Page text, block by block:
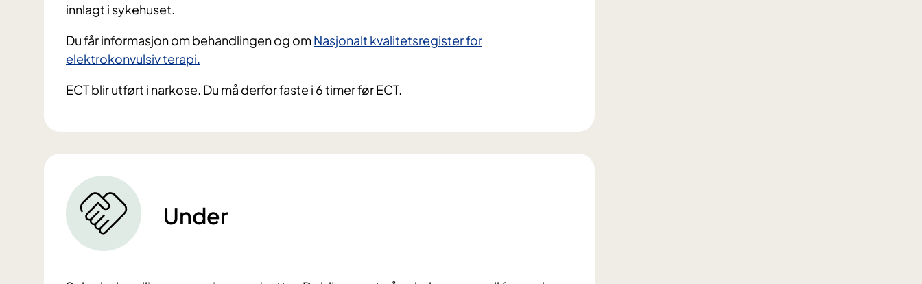
innlagt i sykehuset.
Du får informasjon om behandlingen og omNasjonalt kvalitetsregister for
elektrokonvulsiv terapi.
ECT blir utført i narkose. Du må derfor faste i 6 timer før ECT.
Under